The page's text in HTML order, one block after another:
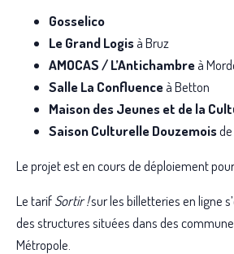
Gosselico
Le Grand Logisà Bruz
AMOCAS / L’Antichambreà
Salle La Confluenceà Betton
Maison des Jeunes et de la
Saison Culturelle Douzemois
Le projet est en cours de déploiement
Le tarifSortir !sur les billetteries en ligne
des structures situées dans des
Métropole.